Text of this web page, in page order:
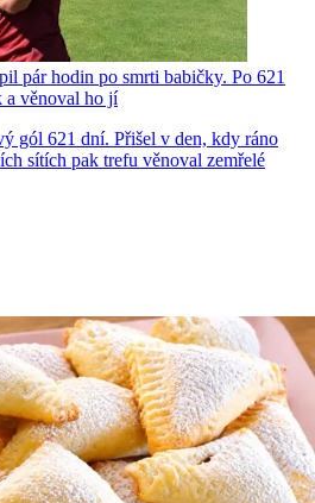
pár hodin po smrti babičky. Po 621
a věnoval ho jí
gól 621 dní. Přišel v den, kdy ráno
sítích pak trefu věnoval zemřelé